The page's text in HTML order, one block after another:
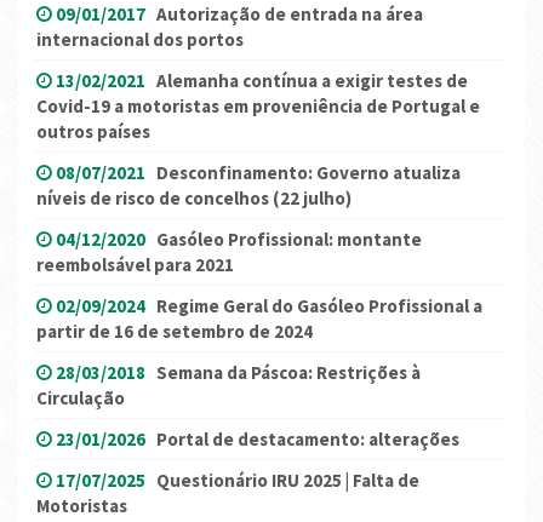
09/01/2017 Autorização de entrada na área
internacional dos portos
13/02/2021 Alemanha contínua a exigir testes de
Covid-19 a motoristas em proveniência de Portugal e
outros países
08/07/2021 Desconfinamento: Governo atualiza
níveis de risco de concelhos (22 julho)
04/12/2020 Gasóleo Profissional: montante
reembolsável para 2021
02/09/2024 Regime Geral do Gasóleo Profissional a
partir de 16 de setembro de 2024
28/03/2018 Semana da Páscoa: Restrições à
Circulação
23/01/2026 Portal de destacamento: alterações
17/07/2025 Questionário IRU 2025 | Falta de
Motoristas